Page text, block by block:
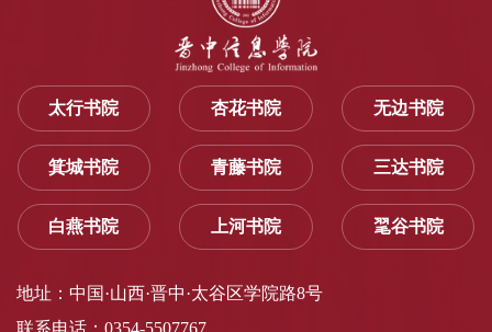
太行书院 杏花书院 无边书院
箕城书院 青藤书院 三达书院
白燕书院 上河书院 毣谷书院
地址：中国·山西·晋中·太谷区学院路8号